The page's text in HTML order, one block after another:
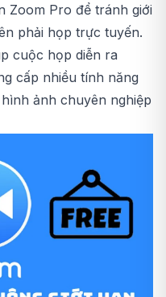
Zoom Pro để tránh giới
phải họp trực tuyến.
cuộc họp diễn ra
cấp nhiều tính năng
ảnh chuyên nghiệp